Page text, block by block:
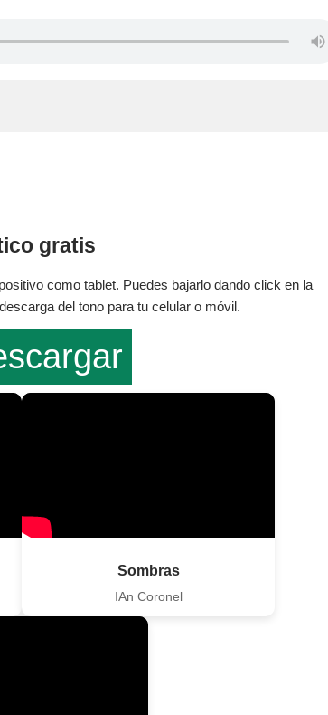
gratis
como tablet. Puedes bajarlo dando click en la
del tono para tu celular o móvil.
Sombras
IAn Coronel